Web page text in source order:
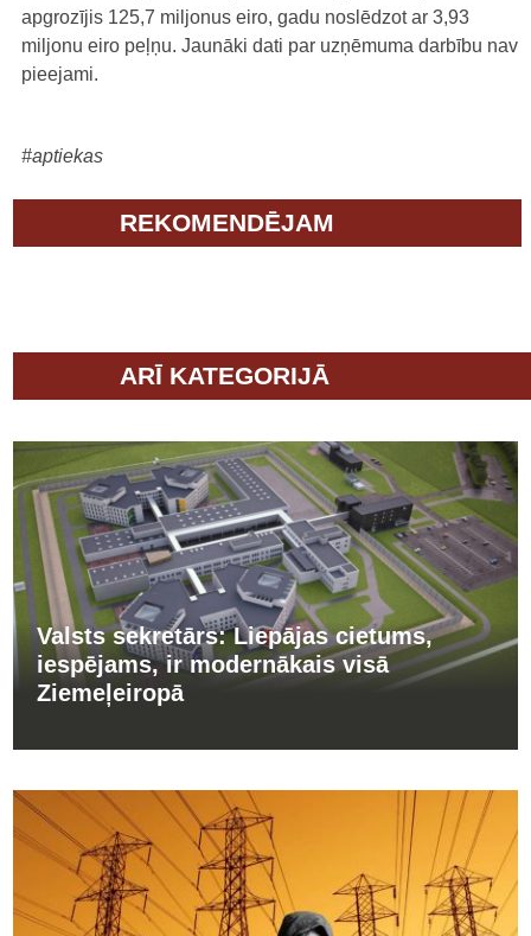
apgrozījis 125,7 miljonus eiro, gadu noslēdzot ar 3,93
miljonu eiro peļņu. Jaunāki dati par uzņēmuma darbību nav
pieejami.
#aptiekas
REKOMENDĒJAM
ARĪ KATEGORIJĀ
Valsts sekretārs: Liepājas cietums,
iespējams, ir modernākais visā
Ziemeļeiropā